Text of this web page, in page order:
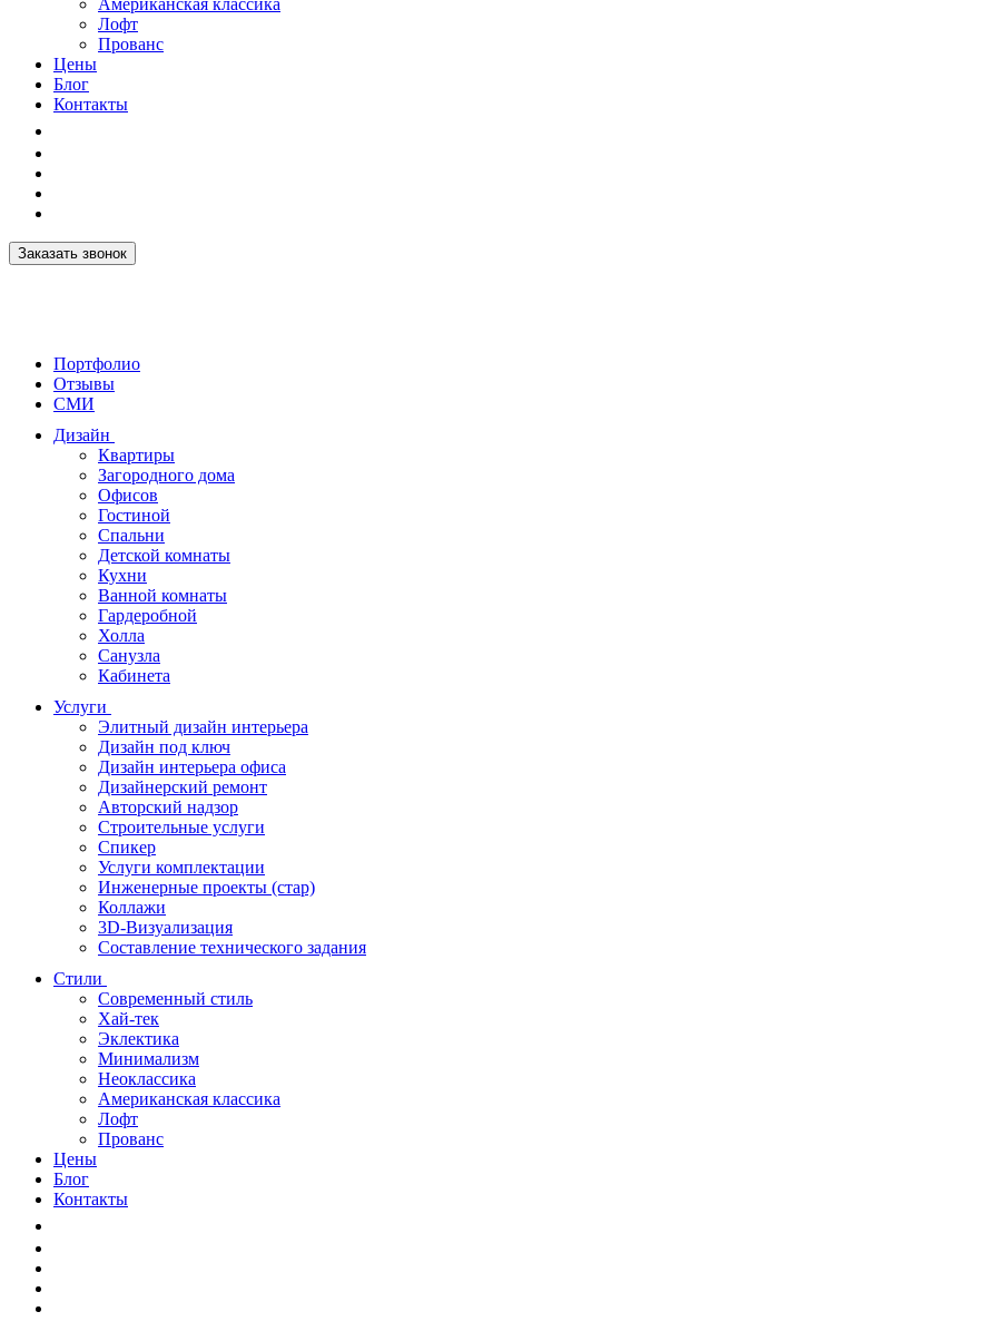
Американская классика
Лофт
Прованс
Цены
Блог
Контакты
Заказать звонок
Портфолио
Отзывы
СМИ
Дизайн
Квартиры
Загородного дома
Офисов
Гостиной
Спальни
Детской комнаты
Кухни
Ванной комнаты
Гардеробной
Холла
Санузла
Кабинета
Услуги
Элитный дизайн интерьера
Дизайн под ключ
Дизайн интерьера офиса
Дизайнерский ремонт
Авторский надзор
Строительные услуги
Спикер
Услуги комплектации
Инженерные проекты (стар)
Коллажи
3D-Визуализация
Составление технического задания
Стили
Современный стиль
Хай-тек
Эклектика
Минимализм
Неоклассика
Американская классика
Лофт
Прованс
Цены
Блог
Контакты